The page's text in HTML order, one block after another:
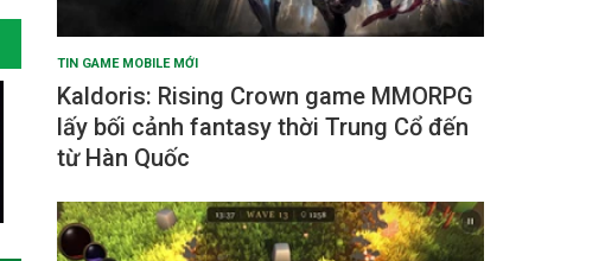
TIN GAME MOBILE MỚI
Kaldoris: Rising Crown game MMORPG
lấy bối cảnh fantasy thời Trung Cổ đến
từ Hàn Quốc